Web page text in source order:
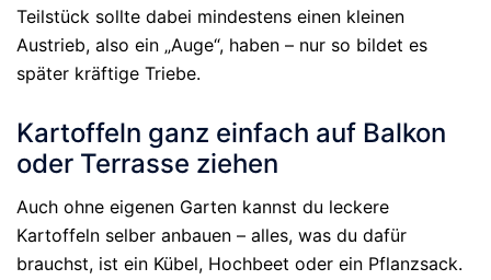
Teilstück sollte dabei mindestens einen kleinen
Austrieb, also ein „Auge“, haben – nur so bildet es
später kräftige Triebe.
Kartoffeln ganz einfach auf Balkon
oder Terrasse ziehen
Auch ohne eigenen Garten kannst du leckere
Kartoffeln selber anbauen – alles, was du dafür
brauchst, ist ein Kübel, Hochbeet oder ein Pflanzsack.